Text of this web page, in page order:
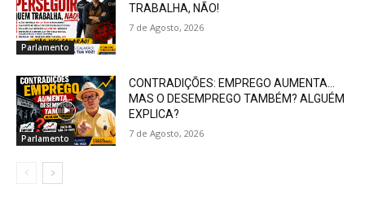
Parlamento
TRABALHA, NÃO!
7 de Agosto, 2026
Parlamento
CONTRADIÇÕES: EMPREGO AUMENTA…
MAS O DESEMPREGO TAMBÉM? ALGUÉM
EXPLICA?
7 de Agosto, 2026